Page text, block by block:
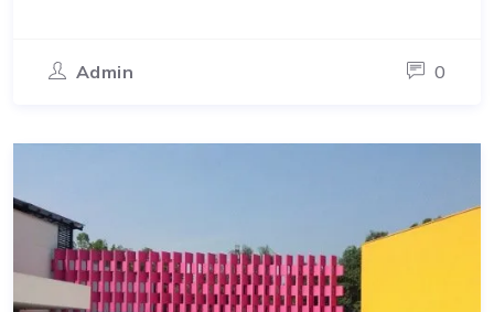
Admin 0